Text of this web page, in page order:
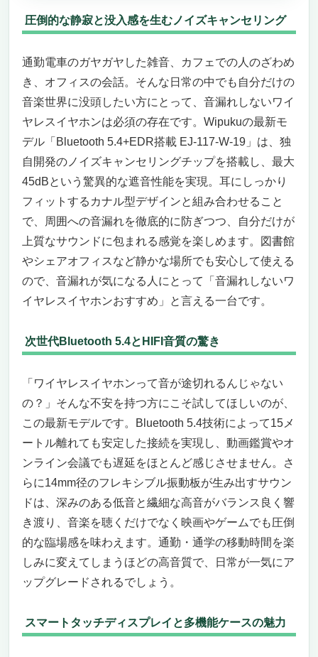
微妙かも
まとめ
高性能Bluetoothイヤホン
静かな没入体験を実現するノイズキャンセリ
ング性能
初めてでも安心できるシンプル操作と瞬時の
接続
小型軽量で毎日の持ち歩きにも快適
どんな人におすすめ？逆に微妙な人は？
【静寂の中にだけ現れる解像度】ゼンハイザー
IE 600 ─ “音漏れしないワイヤレスイヤホンお
すすめ”を探すあなたに、あえて勧めたい最強
の選択肢
ワイヤレス派の検索でも、最後に行き着くの
は「漏れない」「聴こえない」を両立するカ
ナル型の正解
7mm TrueResponseの“ひずみの少なさ”は、
有線だからこそ手に入る“遅延ゼロの安
心”と“グレードアップの余白”
こんな人には刺さる、逆にこういう人には微
妙──ペルソナでハッキリ伝えます
“音量を下げても満たされる”という贅沢──価
格以上の静けさを日常に
最後の一押し──“便利”を超えて“上質”へ
【音漏れしないワイヤレスイヤホンおすすめの
最有力候補】SHURE SE846 第2世代 ― “静け
さ”ごと持ち歩ける、プロ基準の高遮音 × 至高
の解像度
電車でも図書館でも、新幹線でも。パッシブ
い”が叶う
4つの高精度ドライバーと革新的ローパスフ
圧倒的な静寂と没入感を生むノイズキャンセリング
通勤電車のガヤガヤした雑音、カフェでの人のざわめ
き、オフィスの会話。そんな日常の中でも自分だけの
音楽世界に没頭したい方にとって、音漏れしないワイ
ヤレスイヤホンは必須の存在です。Wipukuの最新モ
デル「Bluetooth 5.4+EDR搭載 EJ-117-W-19」は、独
自開発のノイズキャンセリングチップを搭載し、最大
45dBという驚異的な遮音性能を実現。耳にしっかり
フィットするカナル型デザインと組み合わせること
で、周囲への音漏れを徹底的に防ぎつつ、自分だけが
上質なサウンドに包まれる感覚を楽しめます。図書館
やシェアオフィスなど静かな場所でも安心して使える
ので、音漏れが気になる人にとって「音漏れしないワ
イヤレスイヤホンおすすめ」と言える一台です。
次世代Bluetooth 5.4とHIFI音質の驚き
「ワイヤレスイヤホンって音が途切れるんじゃない
の？」そんな不安を持つ方にこそ試してほしいのが、
この最新モデルです。Bluetooth 5.4技術によって15メ
ートル離れても安定した接続を実現し、動画鑑賞やオ
ンライン会議でも遅延をほとんど感じさせません。さ
らに14mm径のフレキシブル振動板が生み出すサウン
ドは、深みのある低音と繊細な高音がバランス良く響
き渡り、音楽を聴くだけでなく映画やゲームでも圧倒
的な臨場感を味わえます。通勤・通学の移動時間を楽
しみに変えてしまうほどの高音質で、日常が一気にア
ップグレードされるでしょう。
スマートタッチディスプレイと多機能ケースの魅力